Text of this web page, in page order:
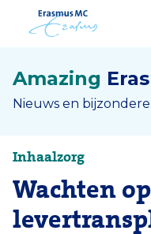
Amazing
Nieuws en
Inhaalzorg
Wachten op